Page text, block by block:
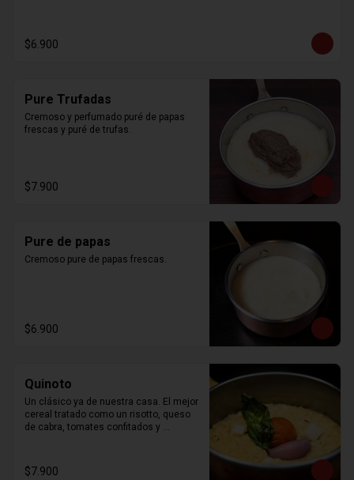
$6.900
Pure Trufadas
Cremoso y perfumado puré de papas
frescas y puré de trufas.
$7.900
Pure de papas
Cremoso pure de papas frescas.
$6.900
Quinoto
Un clásico ya de nuestra casa. El mejor
cereal tratado como un risotto, queso
de cabra, tomates confitados y
$7.900